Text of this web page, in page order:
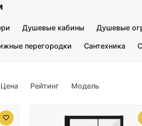
Душевые кабины Душевые
перегородки Сантехника
Цена Рейтинг Модель